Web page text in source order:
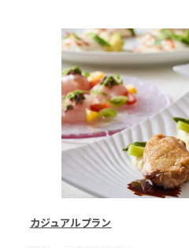
カジュアルプラン